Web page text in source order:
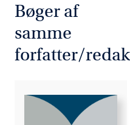
Fersch, Antje Gimmler,
Anja Jørgensen, Ib
Kristensen, Søren
Bogen er en del af tilbuddet
Bøger af
samme
forfatter/